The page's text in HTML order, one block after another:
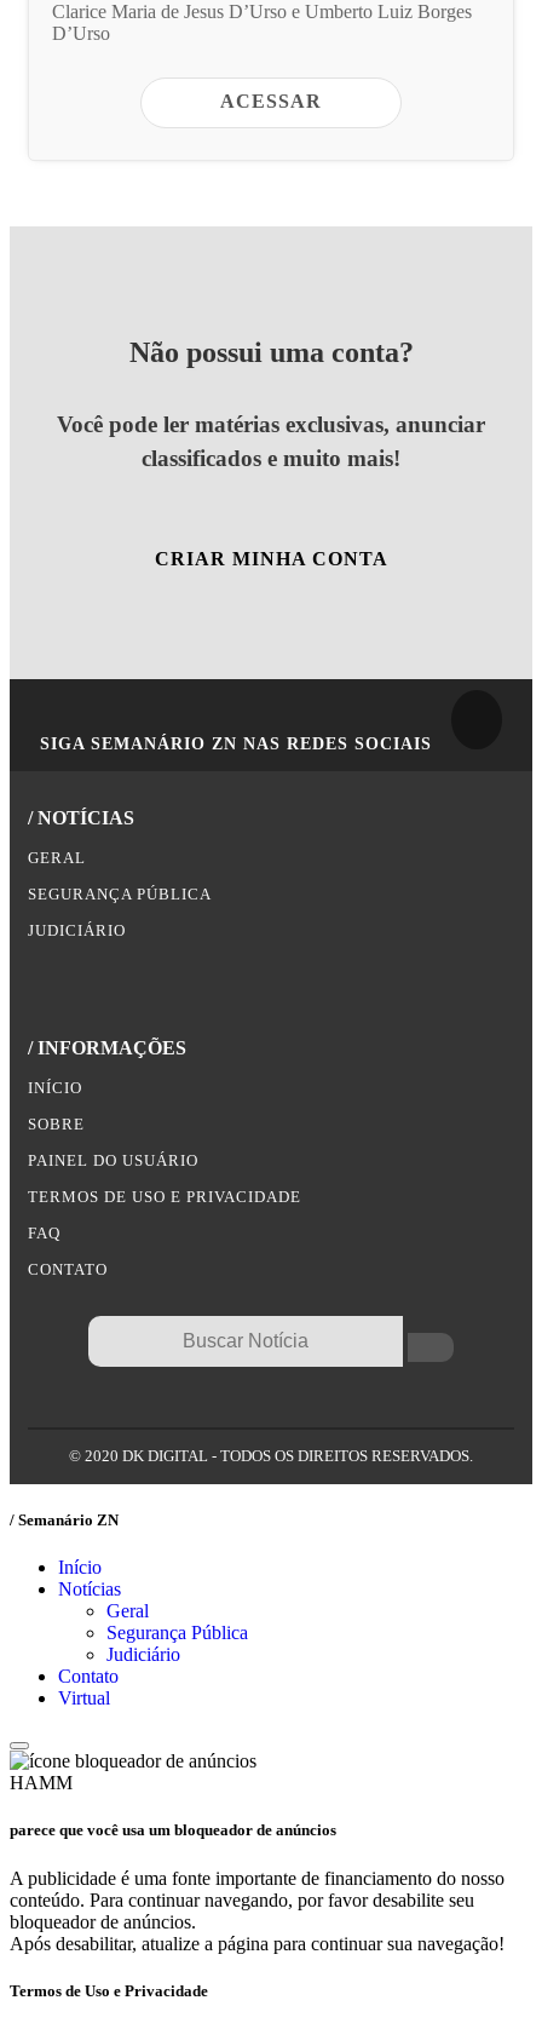
Clarice Maria de Jesus D’Urso e Umberto Luiz Borges
D’Urso
ACESSAR
Não possui uma conta?
Você pode ler matérias exclusivas, anunciar
classificados e muito mais!
CRIAR MINHA CONTA
SIGA SEMANÁRIO ZN NAS REDES SOCIAIS
/ NOTÍCIAS
GERAL
SEGURANÇA PÚBLICA
JUDICIÁRIO
/ INFORMAÇÕES
INÍCIO
SOBRE
PAINEL DO USUÁRIO
TERMOS DE USO E PRIVACIDADE
FAQ
CONTATO
© 2020 DK DIGITAL - TODOS OS DIREITOS RESERVADOS.
/ Semanário ZN
Início
Notícias
Geral
Segurança Pública
Judiciário
Contato
Virtual
HAMM
parece que você usa um bloqueador de anúncios
A publicidade é uma fonte importante de financiamento do nosso
conteúdo. Para continuar navegando, por favor desabilite seu
bloqueador de anúncios.
Após desabilitar, atualize a página para continuar sua navegação!
Termos de Uso e Privacidade